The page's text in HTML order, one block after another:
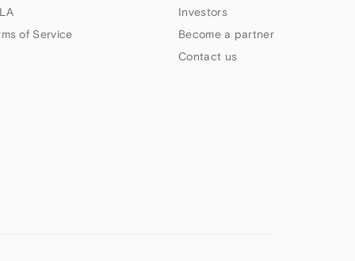
of Service
Investors
Become a partner
Contact us